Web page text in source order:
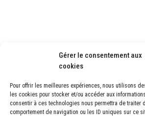
Gérer le consentement aux
cookies
Pour offrir les meilleures expériences, nous utilisons
les cookies pour stocker et/ou accéder aux
consentir à ces technologies nous permettra de traiter
comportement de navigation ou les ID uniques sur ce